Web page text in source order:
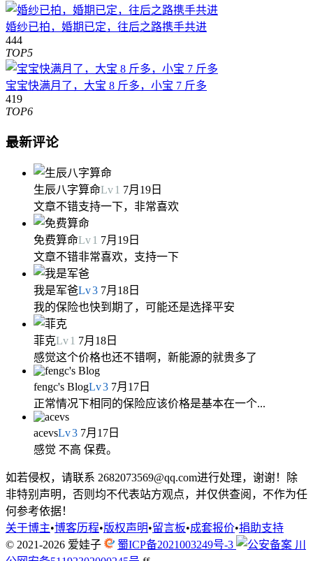
婚纱已拍，婚期已定，往后之路携手共进
444
TOP5
宝宝快满月了，大宝 8 斤多，小宝 7 斤多
419
TOP6
最新评论
生辰八字算命Lv1 7月19日
文章不错支持一下，非常喜欢
免费算命Lv1 7月19日
文章不错非常喜欢，支持一下
我是军爸Lv3 7月18日
我的保险也快到期了，可能还是选择平安
菲克Lv1 7月18日
感觉这个价格也还不错啊，新能源的就贵多了
fengc's BlogLv3 7月17日
正常情况下相同的保险应该价格是基本在一个...
acevsLv3 7月17日
感觉 不高 保费。
如若侵权，请联系 2682073569@qq.com进行处理，谢谢！除
非特别声明，否则均不代表站方观点，并仅供查阅，不作为任
何参考依据！
关于博主•博客历程•版权声明•留言板•成套报价•捐助支持
© 2021-2026 爱娃子 蜀ICP备2021003249号-3
川